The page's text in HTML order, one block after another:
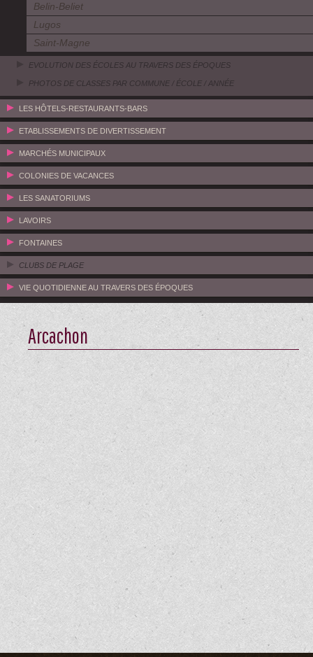
Belin-Beliet
Lugos
Saint-Magne
EVOLUTION DES ÉCOLES AU TRAVERS DES ÉPOQUES
PHOTOS DE CLASSES PAR COMMUNE / ÉCOLE / ANNÉE
LES HÔTELS-RESTAURANTS-BARS
ETABLISSEMENTS DE DIVERTISSEMENT
MARCHÉS MUNICIPAUX
COLONIES DE VACANCES
LES SANATORIUMS
LAVOIRS
FONTAINES
CLUBS DE PLAGE
VIE QUOTIDIENNE AU TRAVERS DES ÉPOQUES
Arcachon